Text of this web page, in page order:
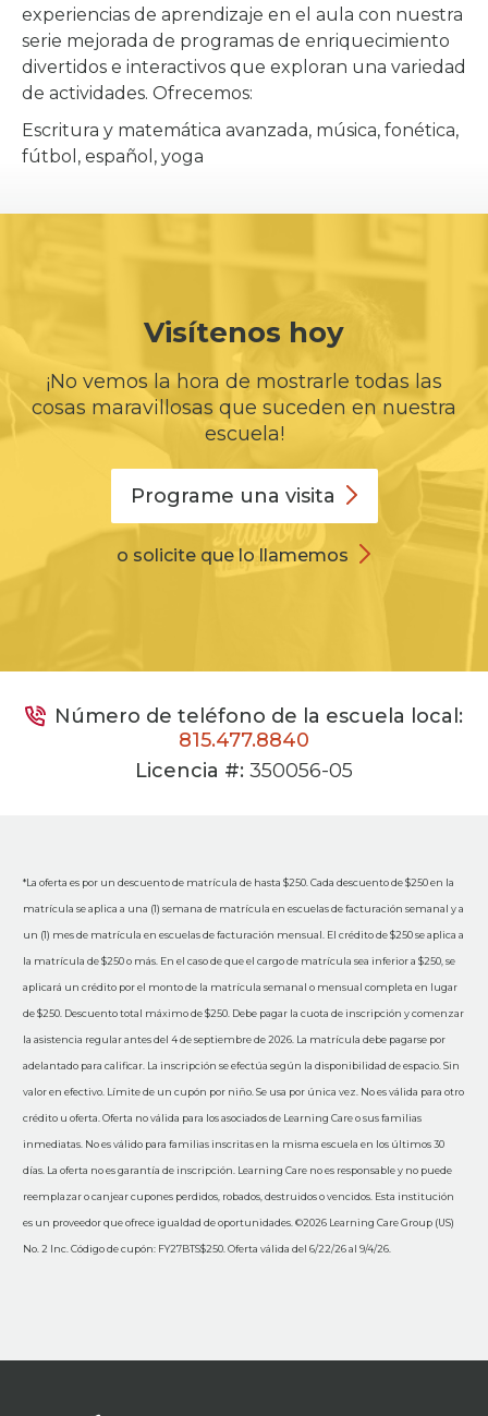
experiencias de aprendizaje en el aula con nuestra
serie mejorada de programas de enriquecimiento
divertidos e interactivos que exploran una variedad
de actividades. Ofrecemos:
Escritura y matemática avanzada, música, fonética,
fútbol, español, yoga
Visítenos hoy
¡No vemos la hora de mostrarle todas las
cosas maravillosas que suceden en nuestra
escuela!
Programe una visita
o solicite que lo llamemos
Número de teléfono de la escuela local:
815.477.8840
Licencia #: 350056-05
*La oferta es por un descuento de matrícula de hasta $250. Cada descuento de $250 en la
matrícula se aplica a una (1) semana de matrícula en escuelas de facturación semanal y a
un (1) mes de matrícula en escuelas de facturación mensual. El crédito de $250 se aplica a
la matrícula de $250 o más. En el caso de que el cargo de matrícula sea inferior a $250, se
aplicará un crédito por el monto de la matrícula semanal o mensual completa en lugar
de $250. Descuento total máximo de $250. Debe pagar la cuota de inscripción y comenzar
la asistencia regular antes del 4 de septiembre de 2026. La matrícula debe pagarse por
adelantado para calificar. La inscripción se efectúa según la disponibilidad de espacio. Sin
valor en efectivo. Límite de un cupón por niño. Se usa por única vez. No es válida para otro
crédito u oferta. Oferta no válida para los asociados de Learning Care o sus familias
inmediatas. No es válido para familias inscritas en la misma escuela en los últimos 30
días. La oferta no es garantía de inscripción. Learning Care no es responsable y no puede
reemplazar o canjear cupones perdidos, robados, destruidos o vencidos. Esta institución
es un proveedor que ofrece igualdad de oportunidades. ©2026 Learning Care Group (US)
No. 2 Inc. Código de cupón: FY27BTS$250. Oferta válida del 6/22/26 al 9/4/26.